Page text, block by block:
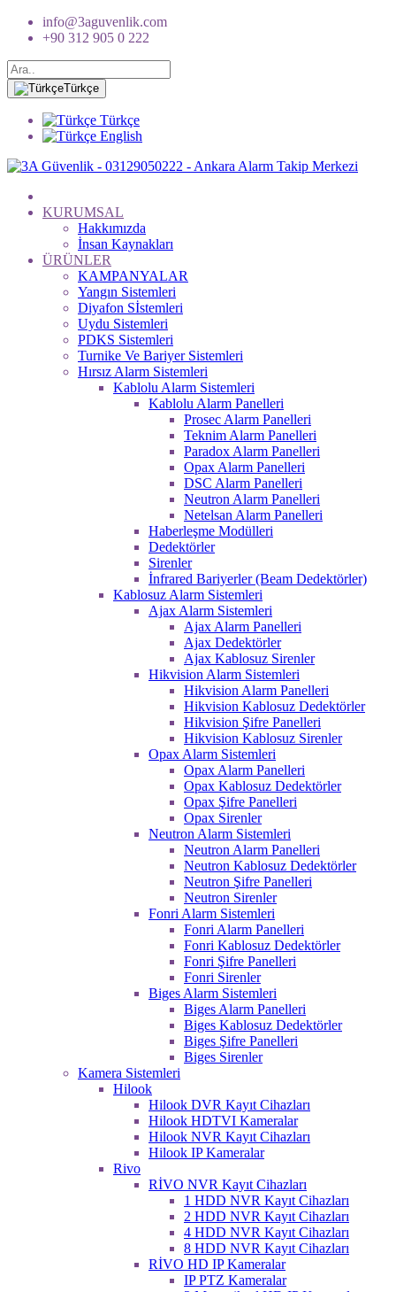
info@3aguvenlik.com
+90 312 905 0 222
Türkçe
Türkçe
English
KURUMSAL
Hakkımızda
İnsan Kaynakları
ÜRÜNLER
KAMPANYALAR
Yangın Sistemleri
Diyafon Sİstemleri
Uydu Sistemleri
PDKS Sistemleri
Turnike Ve Bariyer Sistemleri
Hırsız Alarm Sistemleri
Kablolu Alarm Sistemleri
Kablolu Alarm Panelleri
Prosec Alarm Panelleri
Teknim Alarm Panelleri
Paradox Alarm Panelleri
Opax Alarm Panelleri
DSC Alarm Panelleri
Neutron Alarm Panelleri
Netelsan Alarm Panelleri
Haberleşme Modülleri
Dedektörler
Sirenler
İnfrared Bariyerler (Beam Dedektörler)
Kablosuz Alarm Sistemleri
Ajax Alarm Sistemleri
Ajax Alarm Panelleri
Ajax Dedektörler
Ajax Kablosuz Sirenler
Hikvision Alarm Sistemleri
Hikvision Alarm Panelleri
Hikvision Kablosuz Dedektörler
Hikvision Şifre Panelleri
Hikvision Kablosuz Sirenler
Opax Alarm Sistemleri
Opax Alarm Panelleri
Opax Kablosuz Dedektörler
Opax Şifre Panelleri
Opax Sirenler
Neutron Alarm Sistemleri
Neutron Alarm Panelleri
Neutron Kablosuz Dedektörler
Neutron Şifre Panelleri
Neutron Sirenler
Fonri Alarm Sistemleri
Fonri Alarm Panelleri
Fonri Kablosuz Dedektörler
Fonri Şifre Panelleri
Fonri Sirenler
Biges Alarm Sistemleri
Biges Alarm Panelleri
Biges Kablosuz Dedektörler
Biges Şifre Panelleri
Biges Sirenler
Kamera Sistemleri
Hilook
Hilook DVR Kayıt Cihazları
Hilook HDTVI Kameralar
Hilook NVR Kayıt Cihazları
Hilook IP Kameralar
Rivo
RİVO NVR Kayıt Cihazları
1 HDD NVR Kayıt Cihazları
2 HDD NVR Kayıt Cihazları
4 HDD NVR Kayıt Cihazları
8 HDD NVR Kayıt Cihazları
RİVO HD IP Kameralar
IP PTZ Kameralar